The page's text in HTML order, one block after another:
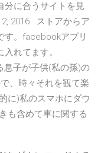
分に合うサイトを見
2016 · ストアからア
す。facebookアプリ
れてます。
息子が子供(私の孫)の
、時々それを観て楽
に)私のスマホにダウ
も含めて車に関する